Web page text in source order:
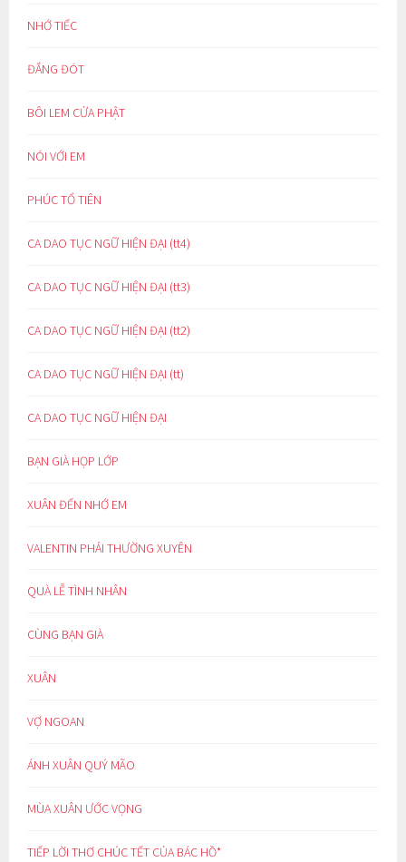
NHỚ TIẾC
ĐẮNG ĐÓT
BÔI LEM CỬA PHẬT
NÓI VỚI EM
PHÚC TỔ TIÊN
CA DAO TỤC NGỮ HIỆN ĐẠI (tt4)
CA DAO TỤC NGỮ HIỆN ĐẠI (tt3)
CA DAO TỤC NGỮ HIỆN ĐẠI (tt2)
CA DAO TỤC NGỮ HIỆN ĐẠI (tt)
CA DAO TỤC NGỮ HIỆN ĐẠI
BẠN GIÀ HỌP LỚP
XUÂN ĐẾN NHỚ EM
VALENTIN PHẢI THƯỜNG XUYÊN
QUÀ LỄ TÌNH NHÂN
CÙNG BẠN GIÀ
XUÂN
VỢ NGOAN
ÁNH XUÂN QUÝ MÃO
MÙA XUÂN ƯỚC VỌNG
TIẾP LỜI THƠ CHÚC TẾT CỦA BÁC HỒ*